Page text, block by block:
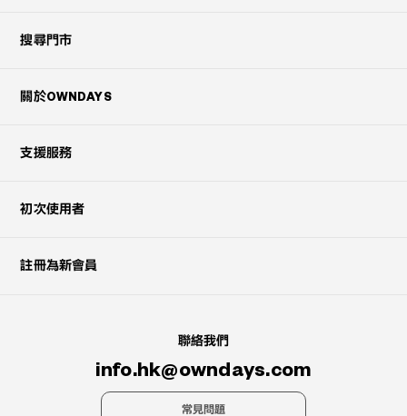
搜尋門市
關於OWNDAYS
支援服務
初次使用者
註冊為新會員
聯絡我們
info.hk@owndays.com
常見問題